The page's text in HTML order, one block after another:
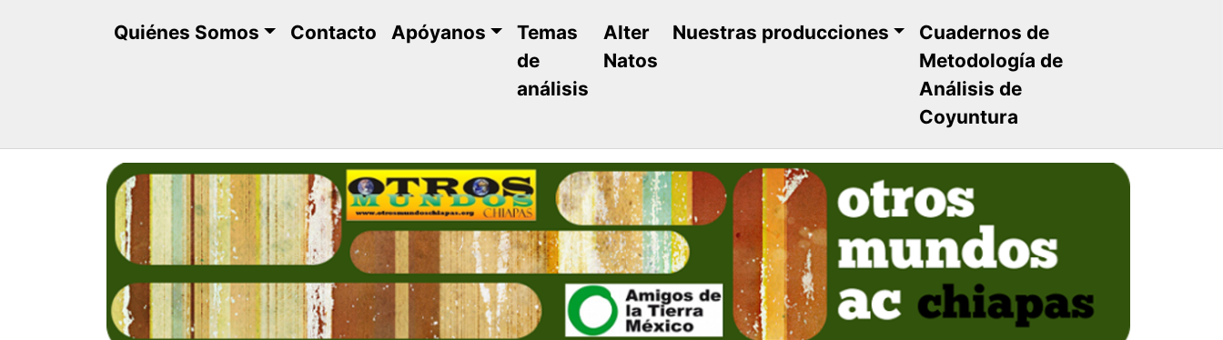
Quiénes Somos Contacto Apóyanos
Temas
de
análisis
Alter
Natos
Nuestras producciones
Cuadernos de
Metodología de
Análisis de
Coyuntura